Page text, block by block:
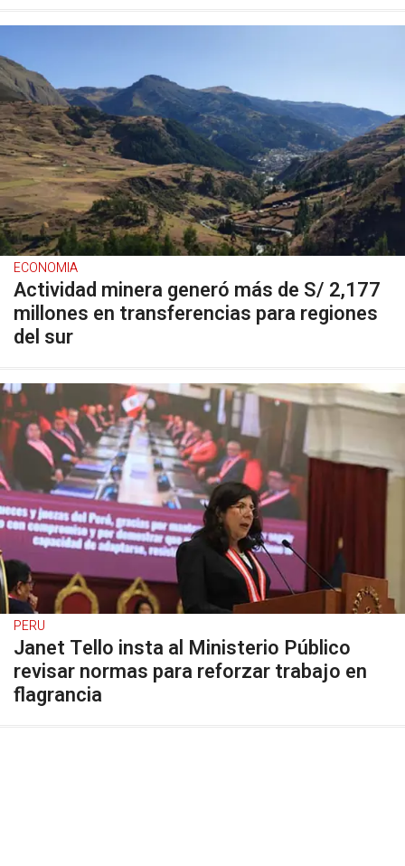
ECONOMIA
Actividad minera generó más de S/ 2,177
millones en transferencias para regiones
del sur
PERU
Janet Tello insta al Ministerio Público
revisar normas para reforzar trabajo en
flagrancia